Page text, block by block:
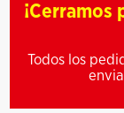
¡Cerramos
Todos los